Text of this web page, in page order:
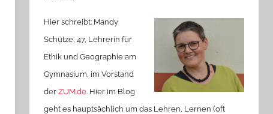
Hier schreibt: Mandy
Schütze, 47, Lehrerin für
Ethik und Geographie am
Gymnasium, im Vorstand
derZUM.de. Hier im Blog
geht es hauptsächlich um das Lehren, Lernen (oft